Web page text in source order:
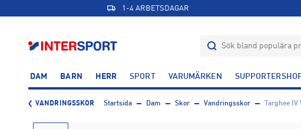
1-4 ARBETSDAGAR
DAM BARN HERR SPORT VARUMÄRKEN
VANDRINGSSKOR Startsida Dam Skor Vandringsskor Targhee